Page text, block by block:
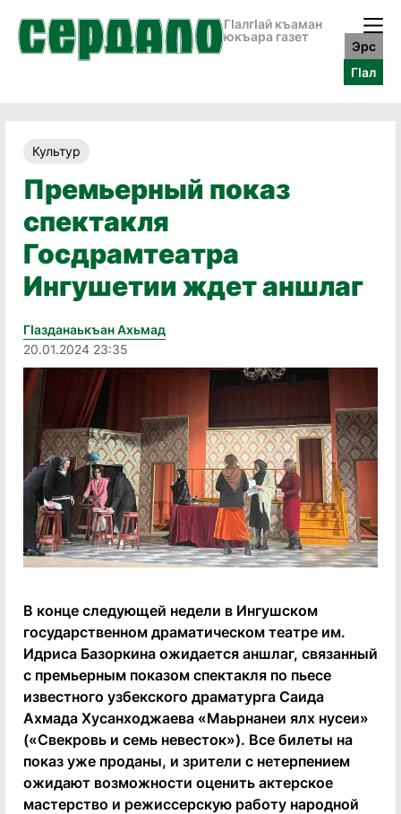
ГӀалгӀай къаман
юкъара газет
Эрс
ГӀал
Культур
Премьерный показ
спектакля
Госдрамтеатра
Ингушетии ждет аншлаг
Гӏазданаькъан Ахьмад
20.01.2024 23:35
В конце следующей недели в Ингушском
государственном драматическом театре им.
Идриса Базоркина ожидается аншлаг, связанный
с премьерным показом спектакля по пьесе
известного узбекского драматурга Саида
Ахмада Хусанходжаева «Маьрнанеи ялх нусеи»
(«Свекровь и семь невесток»). Все билеты на
показ уже проданы, и зрители с нетерпением
ожидают возможности оценить актерское
мастерство и режиссерскую работу народной